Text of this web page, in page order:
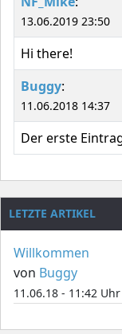
13.06.2019 23:50
Hi there!
Buggy:
11.06.2018 14:37
Der erste
LETZTE ARTIKEL
Willkommen
von Buggy
11.06.18 - 11:42 Uhr